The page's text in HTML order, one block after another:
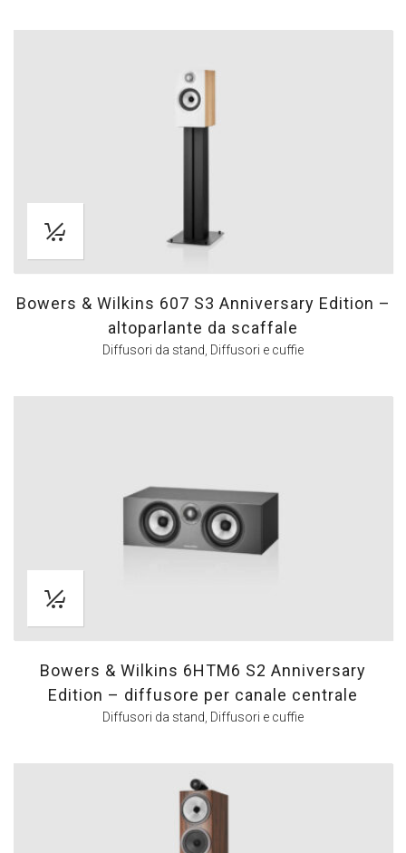
Bowers & Wilkins 607 S3 Anniversary Edition –
altoparlante da scaffale
Diffusori da stand, Diffusori e cuffie
Bowers & Wilkins 6HTM6 S2 Anniversary
Edition – diffusore per canale centrale
Diffusori da stand Diffusori e cuffie